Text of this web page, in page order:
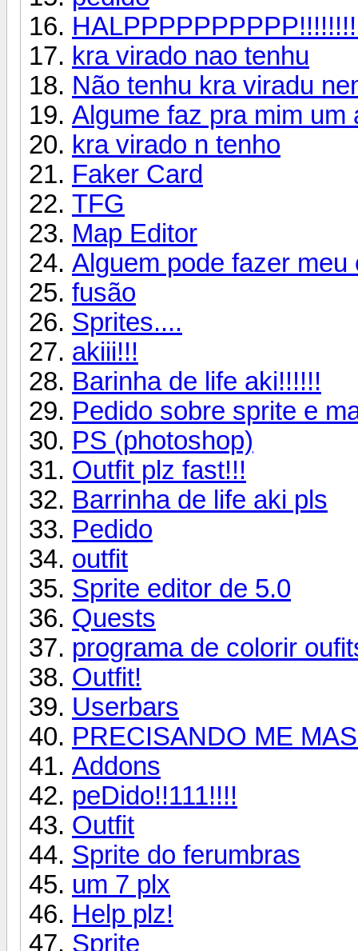
kra virado nao tenhu
Não tenhu kra viradu
Algume faz pra mim um
kra virado n tenho
Faker Card
TFG
Map Editor
Alguem pode fazer
fusão
Sprites....
akiii!!!
Barinha de life aki!!!!!!
Pedido sobre sprite e
PS (photoshop)
Outfit plz fast!!!
Barrinha de life aki pls
Pedido
outfit
Sprite editor de 5.0
Quests
programa de colorir
Outfit!
Userbars
PRECISANDO ME
Addons
peDido!!111!!!!
Outfit
Sprite do ferumbras
um 7 plx
Help plz!
Sprite